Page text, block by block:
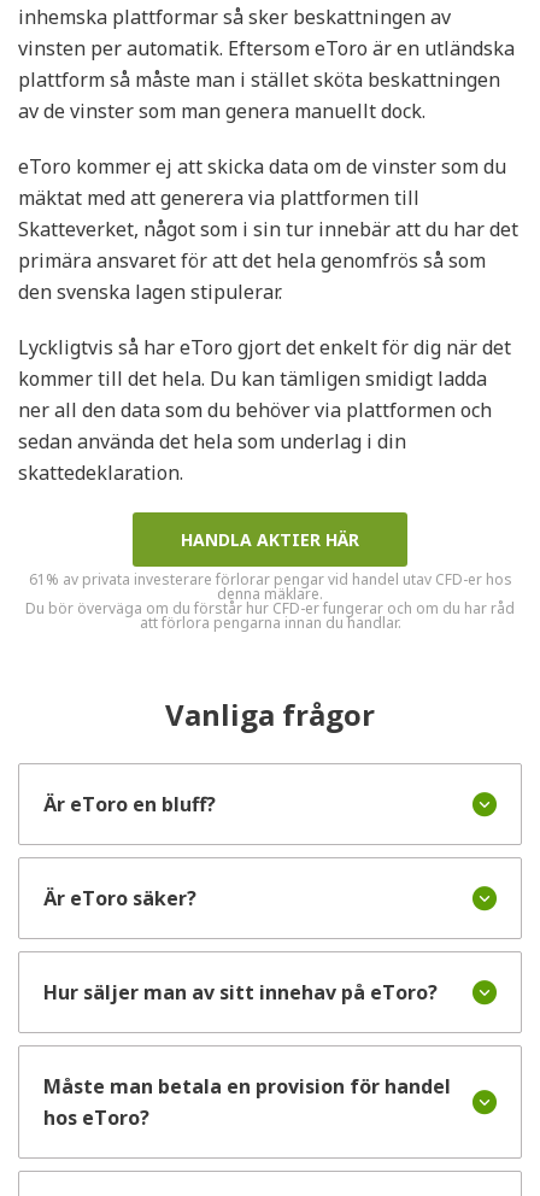
inhemska plattformar så sker beskattningen av
vinsten per automatik. Eftersom eToro är en utländska
plattform så måste man i stället sköta beskattningen
av de vinster som man genera manuellt dock.
eToro kommer ej att skicka data om de vinster som du
mäktat med att generera via plattformen till
Skatteverket, något som i sin tur innebär att du har det
primära ansvaret för att det hela genomfrös så som
den svenska lagen stipulerar.
Lyckligtvis så har eToro gjort det enkelt för dig när det
kommer till det hela. Du kan tämligen smidigt ladda
ner all den data som du behöver via plattformen och
sedan använda det hela som underlag i din
skattedeklaration.
HANDLA AKTIER HÄR
61% av privata investerare förlorar pengar vid handel utav CFD-er hos
denna mäklare.
Du bör överväga om du förstår hur CFD-er fungerar och om du har råd
att förlora pengarna innan du handlar.
Vanliga frågor
Är eToro en bluff?
Är eToro säker?
Hur säljer man av sitt innehav på eToro?
Måste man betala en provision för handel
hos eToro?